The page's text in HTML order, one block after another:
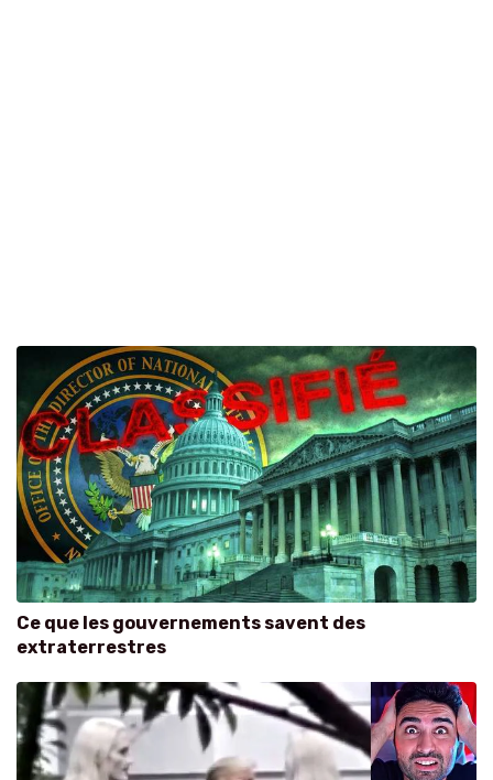
Ce que les gouvernements savent des
extraterrestres